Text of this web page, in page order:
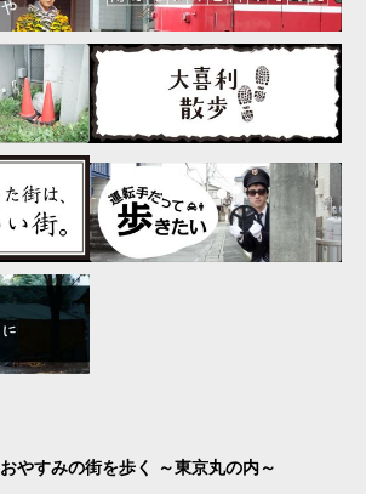
おやすみの街を歩く ～東京丸の内～